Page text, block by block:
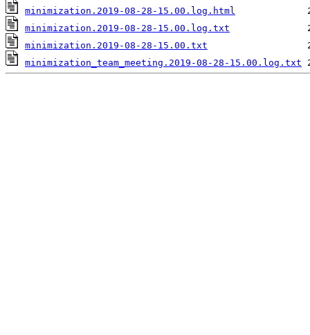
minimization.2019-08-28-15.00.log.html
minimization.2019-08-28-15.00.log.txt
minimization.2019-08-28-15.00.txt
minimization_team_meeting.2019-08-28-15.00.log.txt